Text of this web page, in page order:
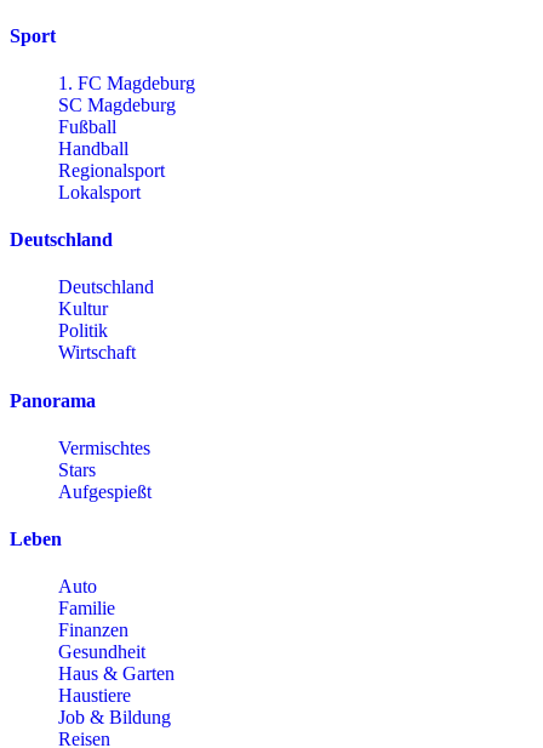
Sport
1. FC Magdeburg
SC Magdeburg
Fußball
Handball
Regionalsport
Lokalsport
Deutschland
Deutschland
Kultur
Politik
Wirtschaft
Panorama
Vermischtes
Stars
Aufgespießt
Leben
Auto
Familie
Finanzen
Gesundheit
Haus & Garten
Haustiere
Job & Bildung
Reisen